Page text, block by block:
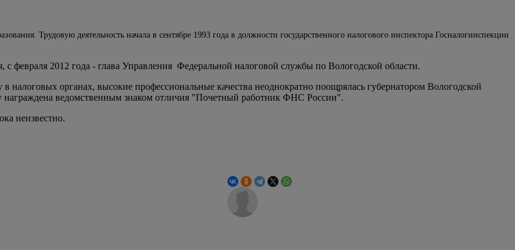
Трудовую деятельность начала в сентябре 1993 года в должности государственного налогового­ инспектора Госналогинспекции
с февраля 2012 года - глава Управления ­ Федеральной налоговой службы по Вологодской области.
органах, высокие профессиональные качества неоднократно поощрялась ­губернатором Вологодской
награждена ведомственным знаком отличия "Почетный работник ФНС России".
неизвестно.